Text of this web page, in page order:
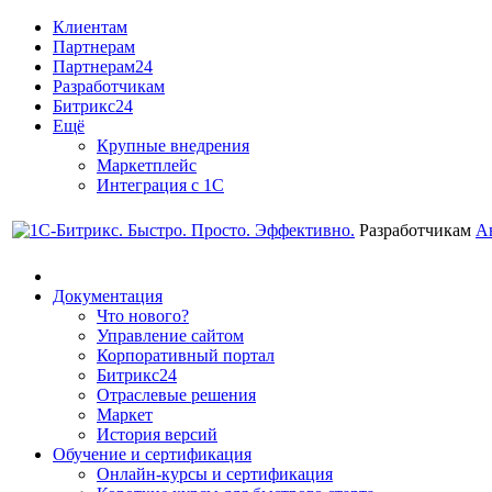
Клиентам
Партнерам
Партнерам24
Разработчикам
Битрикс24
Ещё
Крупные внедрения
Маркетплейс
Интеграция с 1С
Разработчикам
Документация
Что нового?
Управление сайтом
Корпоративный портал
Битрикс24
Отраслевые решения
Маркет
История версий
Обучение и сертификация
Онлайн-курсы и сертификация